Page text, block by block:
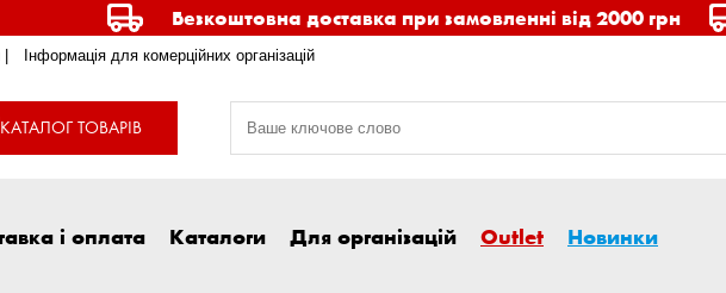
Безкоштовна доставка при замовленні від 2000 грн
Інформація для комерційних організацій
КАТАЛОГ ТОВАРІВ
і оплата Каталоги Для організацій Outlet Новинки